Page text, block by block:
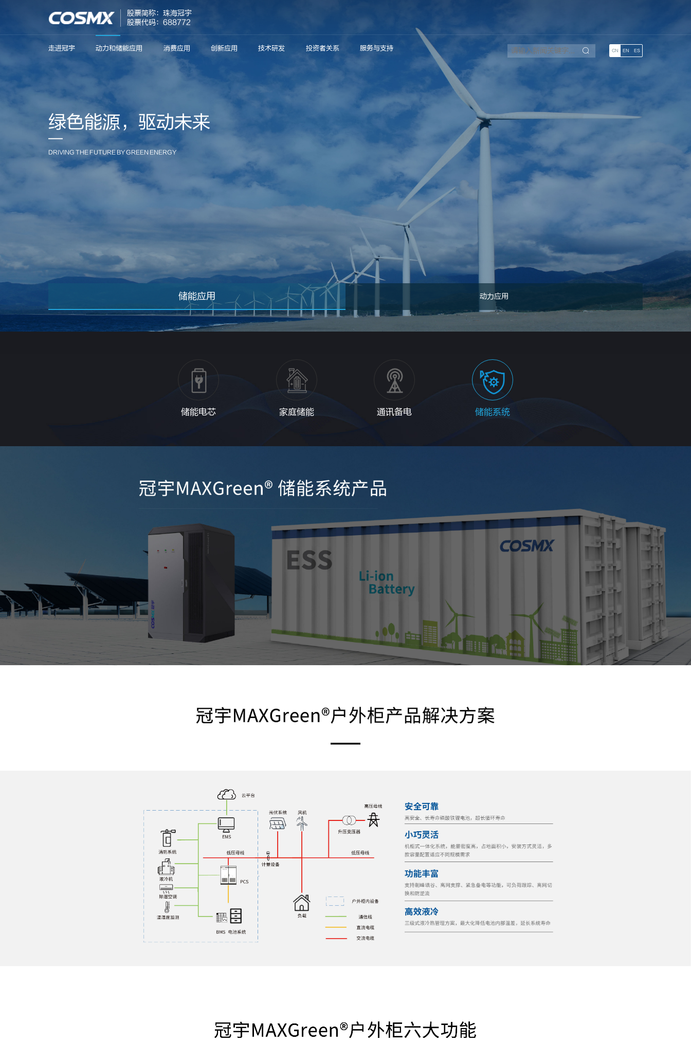
股票简称：珠海冠宇
股票代码：688772
CN EN ES
走进冠宇 动力和储能应用 消费应用 创新应用 技术研发 投资者关系 服务与支持
绿色能源，驱动未来
DRIVING THE FUTURE BY GREEN ENERGY
储能应用 动力应用
储能电芯 家庭储能 通讯备电 储能系统